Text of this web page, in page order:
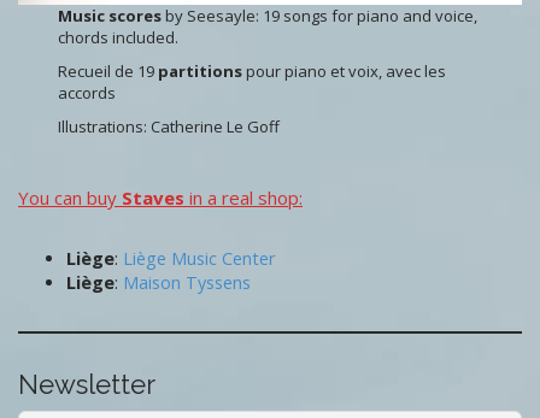
Music scoresby Seesayle: 19 songs for piano and voice,
chords included.
Recueil de 19 partitionspour piano et voix, avec les
accords
Illustrations: Catherine Le Goff
You can buy Staves in a real shop:
Liège: Liège Music Center
Liège: Maison Tyssens
Newsletter